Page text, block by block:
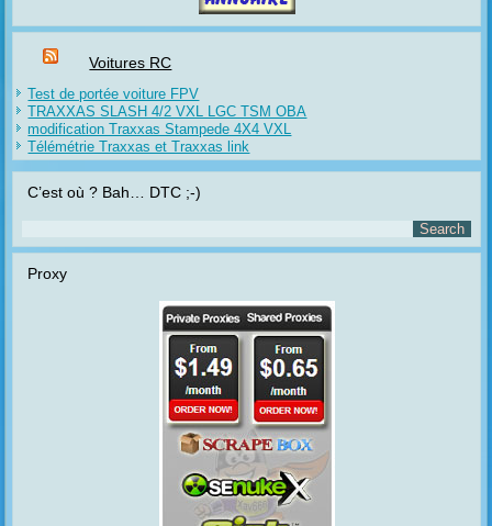
Voitures RC
Test de portée voiture FPV
TRAXXAS SLASH 4/2 VXL LGC TSM OBA
modification Traxxas Stampede 4X4 VXL
Télémétrie Traxxas et Traxxas link
C’est où ? Bah… DTC ;-)
Proxy